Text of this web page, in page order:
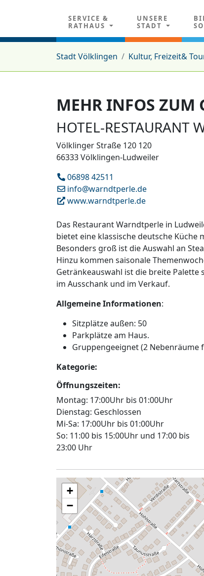
SERVICE &
RATHAUS
UNSERE
STADT
Stadt Völklingen Kultur, Freizeit&
MEHR INFOS ZUM
HOTEL-RESTAURANT
Völklinger Straße 120 120
66333 Völklingen-Ludweiler
06898 42511
info@warndtperle.de
www.warndtperle.de
Das Restaurant Warndtperle in
bietet eine klassische deutsche Küche
Besonders groß ist die Auswahl an
Hinzu kommen saisonale
Getränkeauswahl ist die breite Palette
im Ausschank und im Verkauf.
Allgemeine Informationen:
Sitzplätze außen: 50
Parkplätze am Haus.
Gruppengeeignet (2 Nebenräume
Kategorie:
Öffnungszeiten:
Montag: 17:00Uhr bis 01:00Uhr
Dienstag: Geschlossen
Mi-Sa: 17:00Uhr bis 01:00Uhr
So: 11:00 bis 15:00Uhr und 17:00 bis
23:00 Uhr
+
−